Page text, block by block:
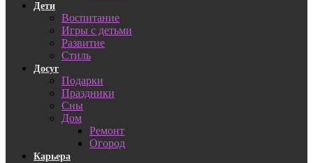
Дети
Воспитание
Игры с детьми
Развитие
Стиль
Досуг
Подарки
Праздники
Сны
Дом
Ремонт
Огород
Карьера